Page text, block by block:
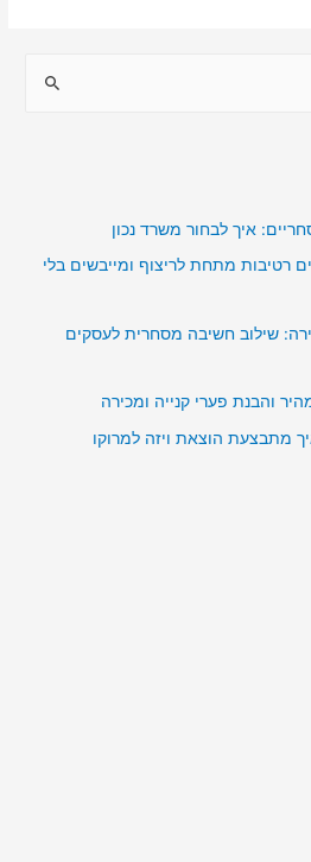
איך לבחור משרד נכון
רטיבות מתחת לריצוף ומייבשים בלי
שילוב חשיבה מסחרית לעסקים
והבנת פערי קנייה ומכירה
מתבצעת הוצאת ויזה למרוקו